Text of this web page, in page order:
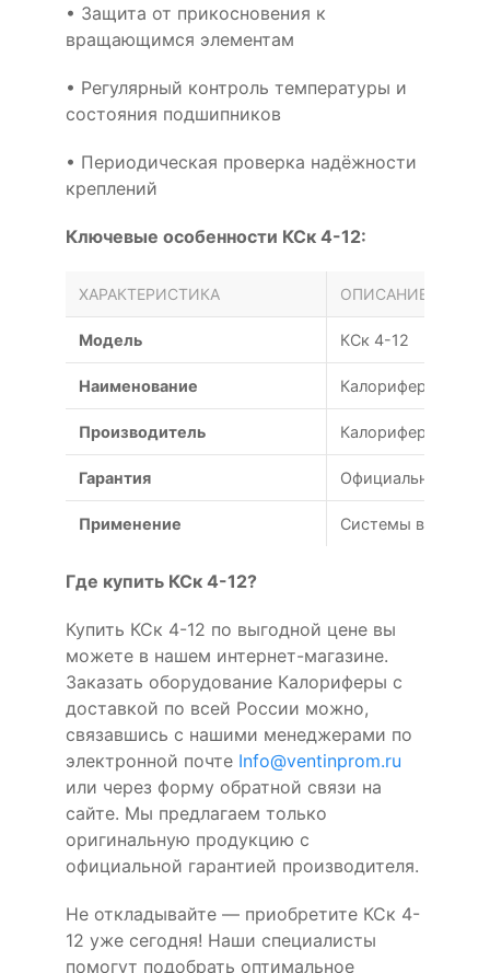
• Защита от прикосновения к
вращающимся элементам
• Регулярный контроль температуры и
состояния подшипников
• Периодическая проверка надёжности
креплений
Ключевые особенности КСк 4-12:
ХАРАКТЕРИСТИКА ОПИСАНИЕ
Модель КСк 4-12
Наименование Калорифер
Производитель Калориферы
Гарантия Официальная
Применение Системы
Где купить КСк 4-12?
Купить КСк 4-12 по выгодной цене вы
можете в нашем интернет-магазине.
Заказать оборудование Калориферы с
доставкой по всей России можно,
связавшись с нашими менеджерами по
электронной почте Info@ventinprom.ru
или через форму обратной связи на
сайте. Мы предлагаем только
оригинальную продукцию с
официальной гарантией производителя.
Не откладывайте — приобретите КСк 4-
12 уже сегодня! Наши специалисты
помогут подобрать оптимальное